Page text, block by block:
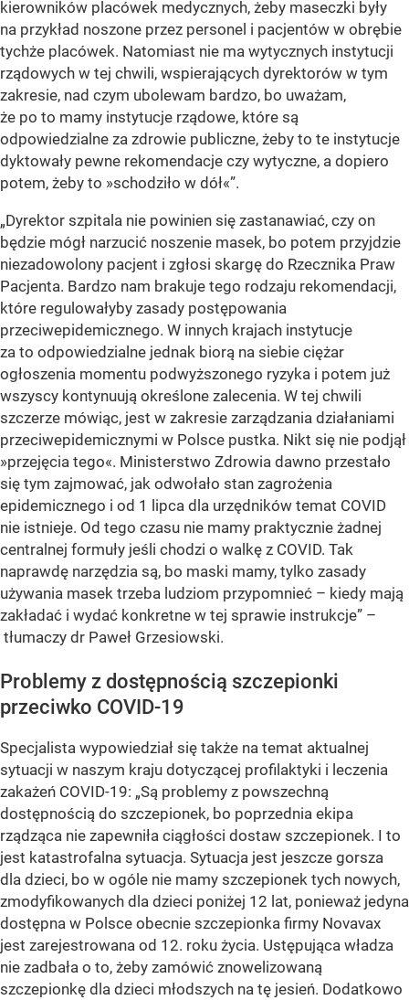
kierowników placówek medycznych, żeby maseczki były
na przykład noszone przez personel i pacjentów w obrębie
tychże placówek. Natomiast nie ma wytycznych instytucji
rządowych w tej chwili, wspierających dyrektorów w tym
zakresie, nad czym ubolewam bardzo, bo uważam,
że po to mamy instytucje rządowe, które są
odpowiedzialne za zdrowie publiczne, żeby to te instytucje
dyktowały pewne rekomendacje czy wytyczne, a dopiero
potem, żeby to »schodziło w dół«”.
„Dyrektor szpitala nie powinien się zastanawiać, czy on
będzie mógł narzucić noszenie masek, bo potem przyjdzie
niezadowolony pacjent i zgłosi skargę do Rzecznika Praw
Pacjenta. Bardzo nam brakuje tego rodzaju rekomendacji,
które regulowałyby zasady postępowania
przeciwepidemicznego. W innych krajach instytucje
za to odpowiedzialne jednak biorą na siebie ciężar
ogłoszenia momentu podwyższonego ryzyka i potem już
wszyscy kontynuują określone zalecenia. W tej chwili
szczerze mówiąc, jest w zakresie zarządzania działaniami
przeciwepidemicznymi w Polsce pustka. Nikt się nie podjął
»przejęcia tego«. Ministerstwo Zdrowia dawno przestało
się tym zajmować, jak odwołało stan zagrożenia
epidemicznego i od 1 lipca dla urzędników temat COVID
nie istnieje. Od tego czasu nie mamy praktycznie żadnej
centralnej formuły jeśli chodzi o walkę z COVID. Tak
naprawdę narzędzia są, bo maski mamy, tylko zasady
używania masek trzeba ludziom przypomnieć – kiedy mają
zakładać i wydać konkretne w tej sprawie instrukcje” –
tłumaczy dr Paweł Grzesiowski.
Problemy z dostępnością szczepionki
przeciwko COVID-19
Specjalista wypowiedział się także na temat aktualnej
sytuacji w naszym kraju dotyczącej profilaktyki i leczenia
zakażeń COVID-19: „Są problemy z powszechną
dostępnością do szczepionek, bo poprzednia ekipa
rządząca nie zapewniła ciągłości dostaw szczepionek. I to
jest katastrofalna sytuacja. Sytuacja jest jeszcze gorsza
dla dzieci, bo w ogóle nie mamy szczepionek tych nowych,
zmodyfikowanych dla dzieci poniżej 12 lat, ponieważ jedyna
dostępna w Polsce obecnie szczepionka firmy Novavax
jest zarejestrowana od 12. roku życia. Ustępująca władza
nie zadbała o to, żeby zamówić znowelizowaną
szczepionkę dla dzieci młodszych na tę jesień. Dodatkowo